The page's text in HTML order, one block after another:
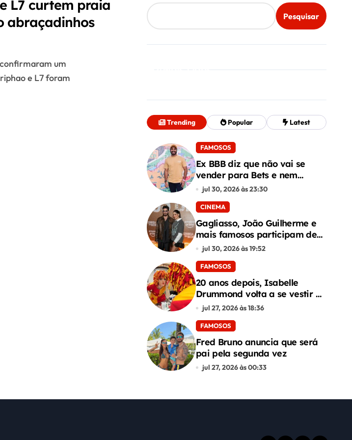
L7 curtem praia
abraçadinhos
e L7 foram
Pesquisar
Trending Popular Latest
FAMOSOS
Ex BBB diz que não vai se
vender para Bets e nem
conteúdo adulto
jul 30, 2026 às 23:30
CINEMA
Gagliasso, João Guilherme e
mais famosos participam de
premiere de “Corrida dos
jul 30, 2026 às 19:52
FAMOSOS
20 anos depois, Isabelle
Drummond volta a se vestir de
Emília do Sítio
jul 27, 2026 às 18:36
FAMOSOS
Fred Bruno anuncia que será
pai pela segunda vez
jul 27, 2026 às 00:33